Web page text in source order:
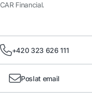
Financial.
+420 323 626 111
Poslat email